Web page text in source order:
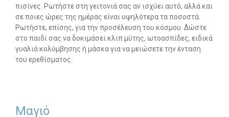
πισίνες. Ρωτήστε στη γειτονιά σας αν ισχύει αυτό, αλλά και
σε ποιες ώρες της ημέρας είναι υψηλότερα τα ποσοστά.
Ρωτήστε, επίσης, για την προσέλευση του κόσμου. Δώστε
στο παιδί σας να δοκιμάσει κλιπ μύτης, ωτοασπίδες, ειδικά
γυαλιά κολύμβησης ή μάσκα για να μειώσετε την ένταση
του ερεθίσματος.
Μαγιό